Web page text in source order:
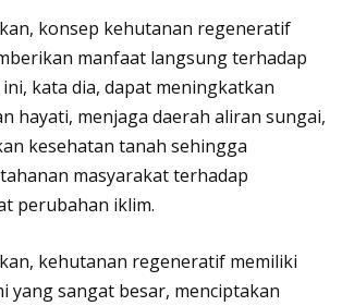
konsep kehutanan regeneratif
manfaat langsung terhadap
kata dia, dapat meningkatkan
hayati, menjaga daerah aliran sungai,
kesehatan tanah sehingga
masyarakat terhadap
perubahan iklim.
kehutanan regeneratif memiliki
yang sangat besar, menciptakan